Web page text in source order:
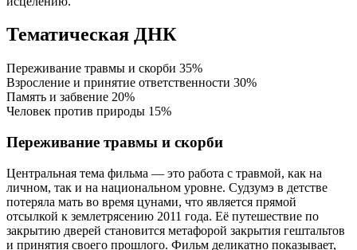
Тематическая ДНК
Переживание травмы и скорби 35%
Взросление и принятие ответственности 30%
Память и забвение 20%
Человек против природы 15%
Переживание травмы и скорби
Центральная тема фильма — это работа с травмой, как на
личном, так и на национальном уровне. Судзумэ в детстве
потеряла мать во время цунами, что является прямой
отсылкой к землетрясению 2011 года. Её путешествие по
закрытию дверей становится метафорой закрытия гештальтов
и принятия своего прошлого. Фильм деликатно показывает,